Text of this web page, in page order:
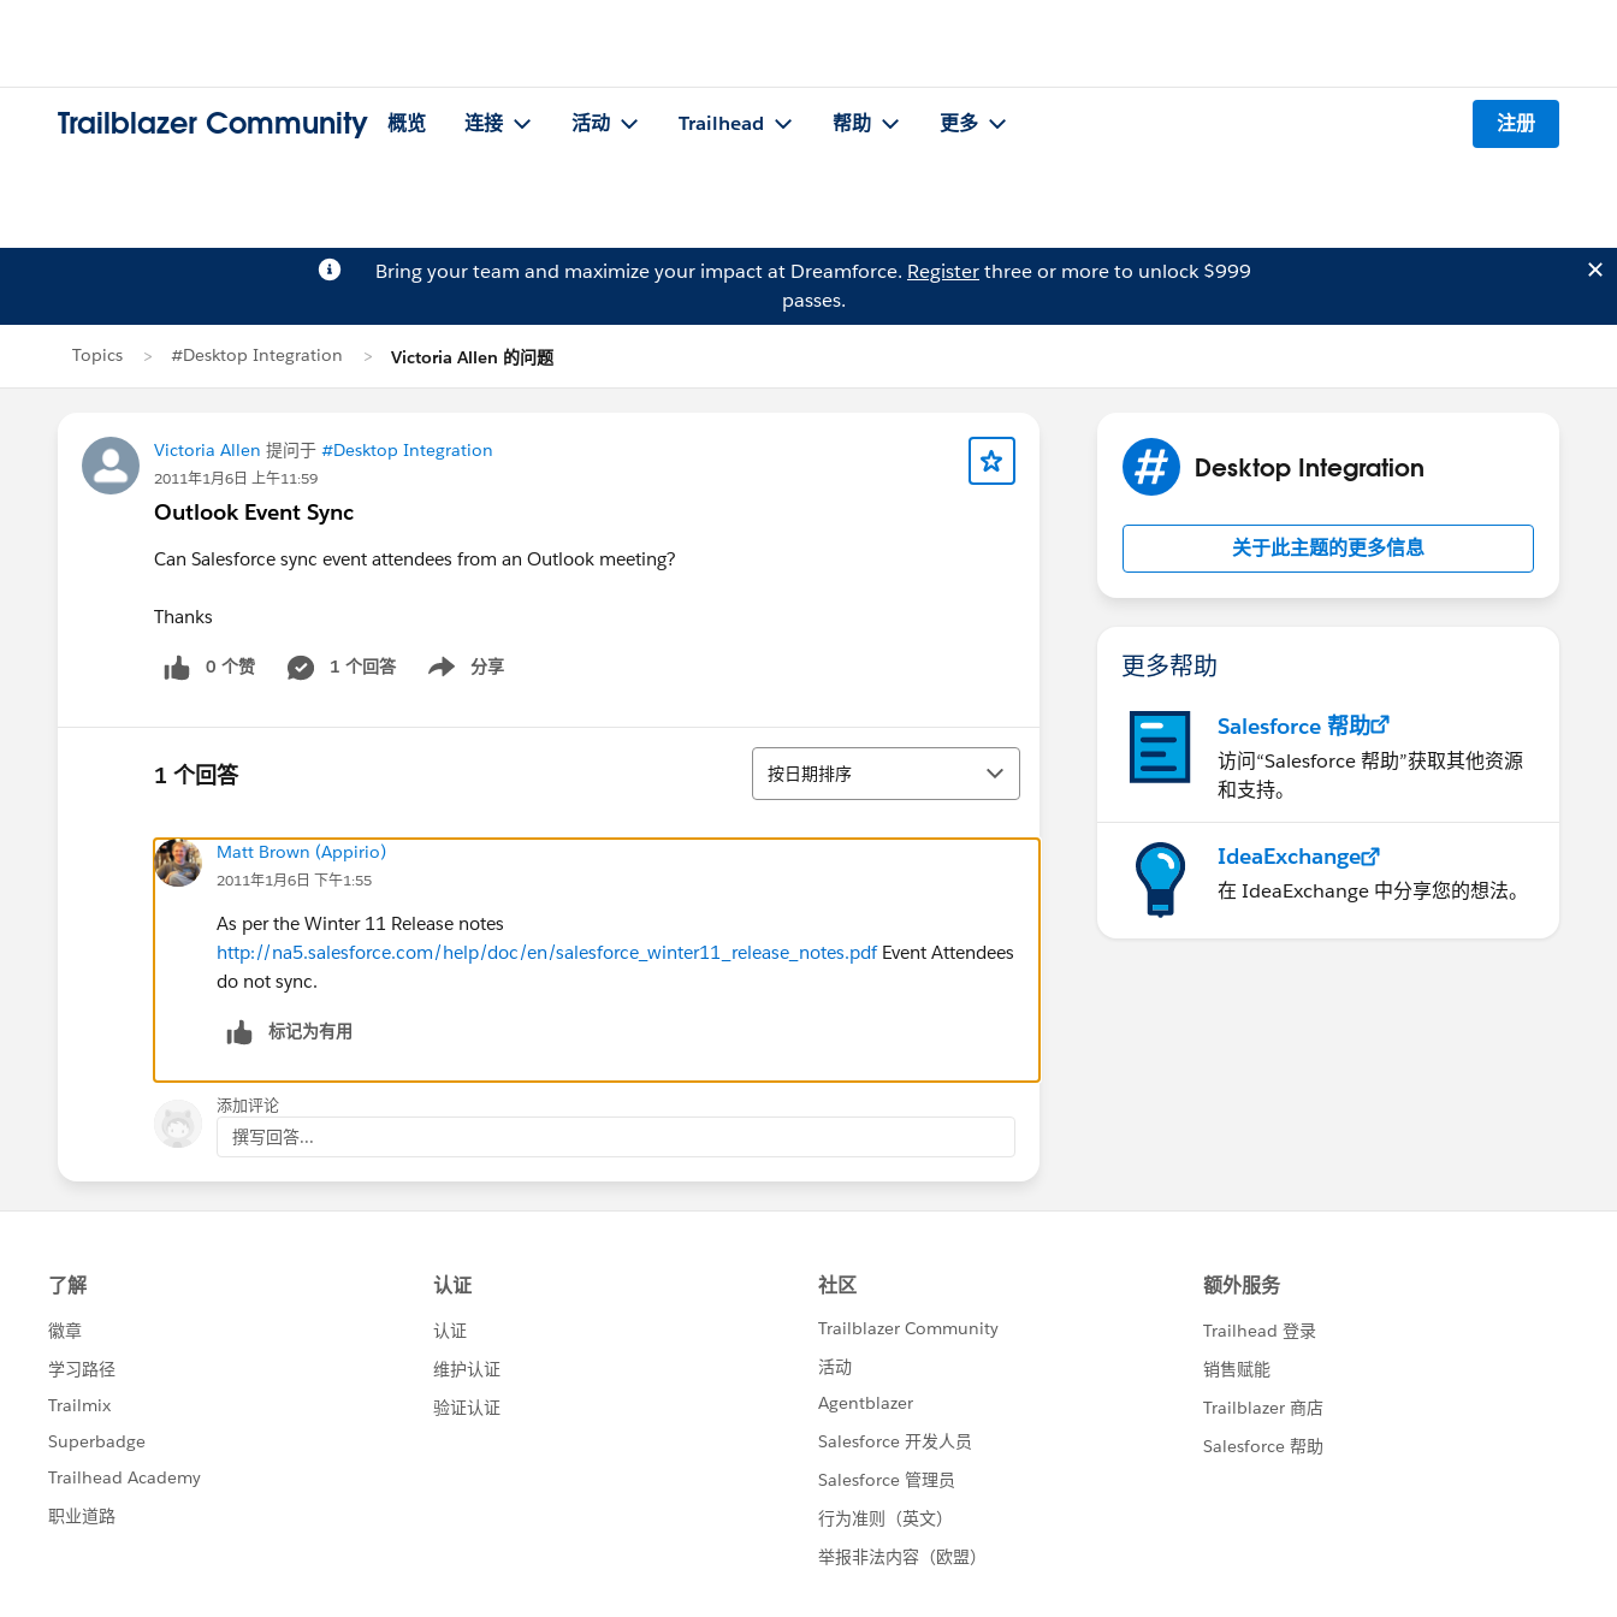
Trailblazer Community 概览 连接 活动 Trailhead 帮助 更多 注册
Bring your team and maximize your impact at Dreamforce. Registerthree or more to unlock $999
passes.
Topics #Desktop Integration Victoria Allen 的问题
Victoria Allen 提问于 #Desktop Integration
2011年1月6日 上午11:59
Outlook Event Sync
Can Salesforce sync event attendees from an Outlook meeting?
Thanks
0 个赞 1 个回答 分享
Show menu
1 个回答 排序
按日期排序
Matt Brown (Appirio)
2011年1月6日 下午1:55
As per the Winter 11 Release notes
http://na5.salesforce.com/help/doc/en/salesforce_winter11_release_notes.pdfEvent Attendees
do not sync.
标记为有用
添加评论
撰写回答...
Desktop Integration
关于此主题的更多信息
更多帮助
Salesforce 帮助
访问“Salesforce 帮助”获取其他资源
和支持。
IdeaExchange
在 IdeaExchange 中分享您的想法。